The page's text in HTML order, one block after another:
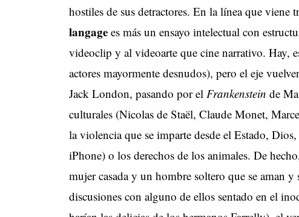
hostiles de sus detractores. En la línea que viene
langage es más un ensayo intelectual con
videoclip y al videoarte que cine narrativo. Hay,
actores mayormente desnudos), pero el eje
Jack London, pasando por el Frankenstein de
culturales (Nicolas de Staël, Claude Monet,
la violencia que se imparte desde el Estado,
iPhone) o los derechos de los animales. De
mujer casada y un hombre soltero que se aman y
discusiones con alguno de ellos sentado en el